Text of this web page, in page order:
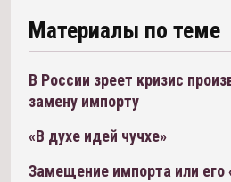
Материалы по теме
В России зреет кризис
замену импорту
«В духе идей чучхе»
Замещение импорта или его